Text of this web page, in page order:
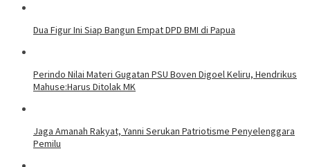
Dua Figur Ini Siap Bangun Empat DPD BMI di Papua
Perindo Nilai Materi Gugatan PSU Boven Digoel Keliru, Hendrikus
Mahuse:Harus Ditolak MK
Jaga Amanah Rakyat, Yanni Serukan Patriotisme Penyelenggara
Pemilu